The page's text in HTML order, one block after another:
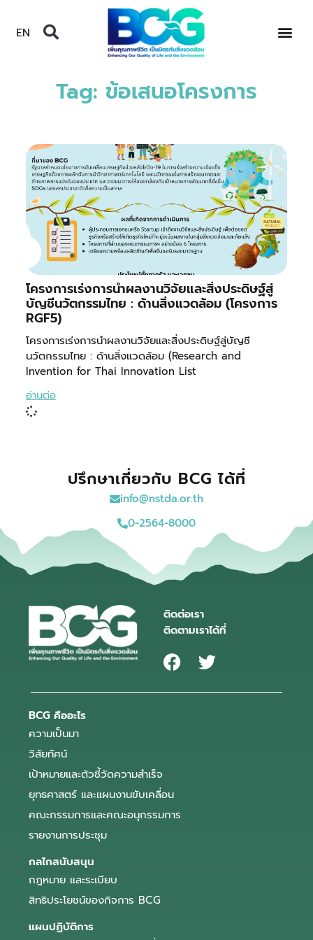
EN
Tag: ข้อเสนอโครงการ
โครงการเร่งการนำผลงานวิจัยและสิ่งประดิษฐ์สู่
บัญชีนวัตกรรมไทย : ด้านสิ่งแวดล้อม (โครงการ
RGF5)
โครงการเร่งการนำผลงานวิจัยและสิ่งประดิษฐ์สู่บัญชี
นวัตกรรมไทย : ด้านสิ่งแวดล้อม (Research and
Invention for Thai Innovation List
อ่านต่อ
ปรึกษาเกี่ยวกับ BCG ได้ที่
info@nstda.or.th
0-2564-8000
ติดต่อเรา
ติดตามเราได้ที่
BCG คืออะไร
ความเป็นมา
วิสัยทัศน์
เป้าหมายและตัวชี้วัดความสำเร็จ
ยุทธศาสตร์ และแผนงานขับเคลื่อน
คณะกรรมการและคณะอนุกรรมการ
รายงานการประชุม
กลไกสนับสนุน
กฎหมาย และระเบียบ
สิทธิประโยชน์ของกิจการ BCG
แผนปฏิบัติการ